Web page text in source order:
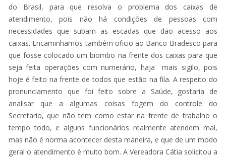
do Brasil, para que resolva o problema dos caixas de
atendimento, pois não há condições de pessoas com
necessidades que subam as escadas que dão acesso aos
caixas. Encaminhamos também oficio ao Banco Bradesco para
que fosse colocado um biombo na frente dos caixas para que
seja feita operações com numerário, haja mais sigilo, pois
hoje é feito na frente de todos que estão na fila. A respeito do
pronunciamento que foi feito sobre a Saúde, gostaria de
analisar que a algumas coisas fogem do controle do
Secretario, que não tem como estar na frente de trabalho o
tempo todo, e alguns funcionários realmente atendem mal,
mas não é norma acontecer desta maneira, e que de um modo
geral o atendimento é muito bom. A Vereadora Cátia solicitou a